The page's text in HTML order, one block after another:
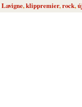
,klippremier,rock,